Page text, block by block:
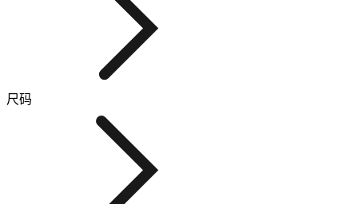
尺码